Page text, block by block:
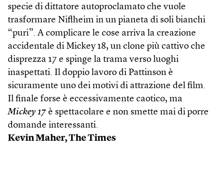
specie di dittatore autoproclamato che vuole
trasformare Niflheim in un pianeta di soli bianchi
“puri”. A complicare le cose arriva la creazione
accidentale di Mickey 18, un clone più cattivo che
disprezza 17 e spinge la trama verso luoghi
inaspettati. Il doppio lavoro di Pattinson è
sicuramente uno dei motivi di attrazione del film.
Il finale forse è eccessivamente caotico, ma
Mickey 17 è spettacolare e non smette mai di porre
domande interessanti.
Kevin Maher, The Times